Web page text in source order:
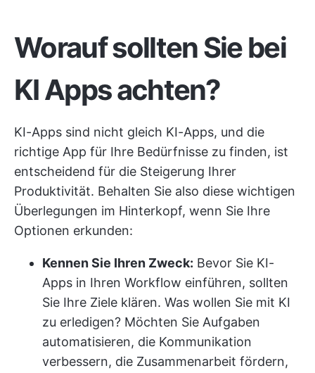
Worauf sollten Sie bei
KI Apps achten?
KI-Apps sind nicht gleich KI-Apps, und die
richtige App für Ihre Bedürfnisse zu finden, ist
entscheidend für die Steigerung Ihrer
Produktivität. Behalten Sie also diese wichtigen
Überlegungen im Hinterkopf, wenn Sie Ihre
Optionen erkunden:
Kennen Sie Ihren Zweck: Bevor Sie KI-
Apps in Ihren Workflow einführen, sollten
Sie Ihre Ziele klären. Was wollen Sie mit KI
zu erledigen? Möchten Sie Aufgaben
automatisieren, die Kommunikation
verbessern, die Zusammenarbeit fördern,